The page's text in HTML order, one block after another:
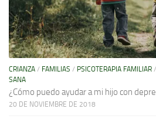
CRIANZA / FAMILIAS / PSICOTERAPIA FAMILIAR /
SANA
¿Cómo puedo ayudar a mi hijo con
20 DE NOVIEMBRE DE 2018